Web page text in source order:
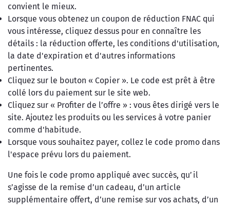
convient le mieux.
Lorsque vous obtenez un coupon de réduction FNAC qui
vous intéresse, cliquez dessus pour en connaître les
détails : la réduction offerte, les conditions d'utilisation,
la date d'expiration et d'autres informations
pertinentes.
Cliquez sur le bouton « Copier ». Le code est prêt à être
collé lors du paiement sur le site web.
Cliquez sur « Profiter de l’offre » : vous êtes dirigé vers le
site. Ajoutez les produits ou les services à votre panier
comme d'habitude.
Lorsque vous souhaitez payer, collez le code promo dans
l'espace prévu lors du paiement.
Une fois le code promo appliqué avec succès, qu’il
s’agisse de la remise d’un cadeau, d’un article
supplémentaire offert, d’une remise sur vos achats, d’un